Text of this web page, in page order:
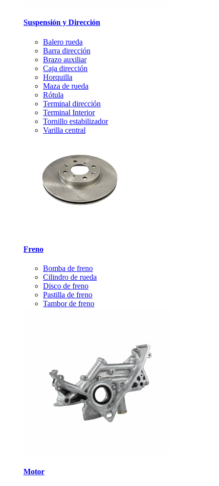
Suspensión y Dirección
Balero rueda
Barra dirección
Brazo auxiliar
Caja dirección
Horquilla
Maza de rueda
Rótula
Terminal dirección
Terminal Interior
Tornillo estabilizador
Varilla central
Freno
Bomba de freno
Cilindro de rueda
Disco de freno
Pastilla de freno
Tambor de freno
Motor